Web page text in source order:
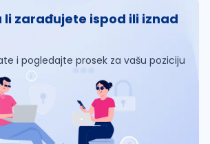
li zarađujete ispod ili iznad
i pogledajte prosek za vašu poziciju